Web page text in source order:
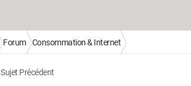
Forum Consommation & Internet
Sujet Précédent